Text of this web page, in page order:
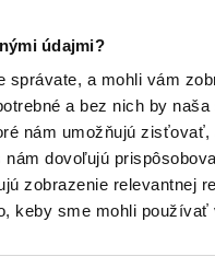
údajmi?
správate, a mohli vám
a bez nich by
nám umožňujú zisťovať,
dovoľujú
zobrazenie relevantnej
keby sme mohli